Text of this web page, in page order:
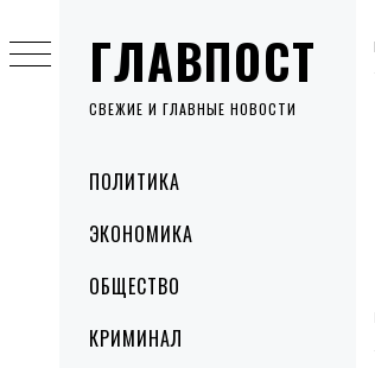
ГЛАВПОСТ
СВЕЖИЕ И ГЛАВНЫЕ НОВОСТИ
MenuПОЛИТИКА
ЭКОНОМИКА
ОБЩЕСТВО
КРИМИНАЛ
to
content